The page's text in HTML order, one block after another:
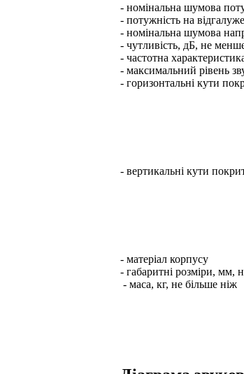
- номінальна шумова
- потужність на
- номінальна шумова
- чутливість, дБ, не
- частотна
- максимальний рівень
- горизонтальні кути
- вертикальні кути
- матеріал корпусу
- габаритні розміри, мм,
- маса, кг, не більше ніж